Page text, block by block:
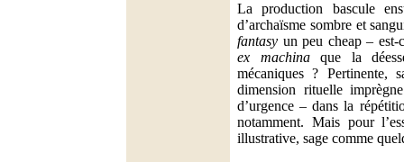
La production bascule
d’archaïsme sombre et
fantasy un peu cheap – est-
ex machinaque la
mécaniques ? Pertinente,
dimension rituelle
d’urgence – dans la
notamment. Mais pour
illustrative, sage comme